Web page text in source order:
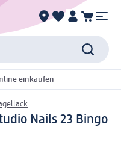
einkaufen
Nails 23 Bingo